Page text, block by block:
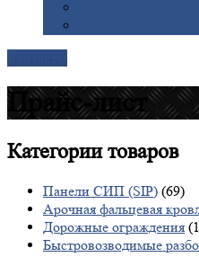
Прайс-лист
Категориитоваров
Панели СИП (SIP) (69)
Арочная фальцевая
Дорожные ограждения
Быстровозводимые